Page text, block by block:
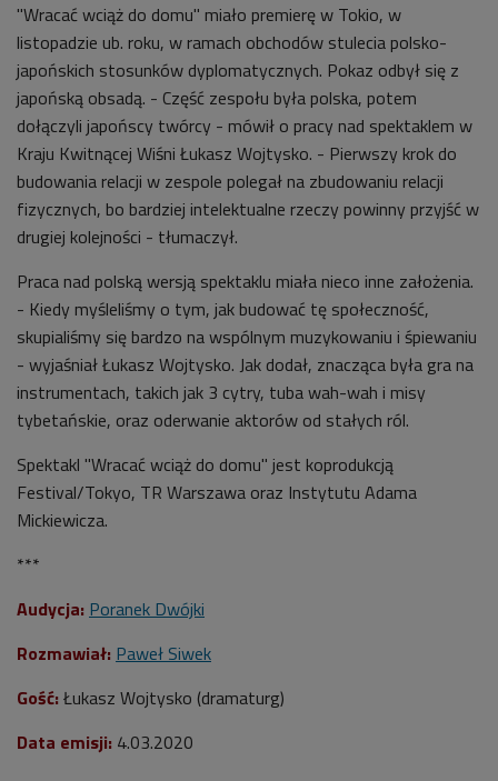
"Wracać wciąż do domu" miało premierę w Tokio, w
listopadzie ub. roku, w ramach obchodów stulecia polsko-
japońskich stosunków dyplomatycznych. Pokaz odbył się z
japońską obsadą. - Część zespołu była polska, potem
dołączyli japońscy twórcy - mówił o pracy nad spektaklem w
Kraju Kwitnącej Wiśni Łukasz Wojtysko. - Pierwszy krok do
budowania relacji w zespole polegał na zbudowaniu relacji
fizycznych, bo bardziej intelektualne rzeczy powinny przyjść w
drugiej kolejności - tłumaczył.
Praca nad polską wersją spektaklu miała nieco inne założenia.
- Kiedy myśleliśmy o tym, jak budować tę społeczność,
skupialiśmy się bardzo na wspólnym muzykowaniu i śpiewaniu
- wyjaśniał Łukasz Wojtysko. Jak dodał, znacząca była gra na
instrumentach, takich jak 3 cytry, tuba wah-wah i misy
tybetańskie, oraz oderwanie aktorów od stałych ról.
Spektakl "Wracać wciąż do domu" jest koprodukcją
Festival/Tokyo, TR Warszawa oraz Instytutu Adama
Mickiewicza.
***
Audycja: Poranek Dwójki
Rozmawiał: Paweł Siwek
Gość: Łukasz Wojtysko (dramaturg)
Data emisji: 4.03.2020